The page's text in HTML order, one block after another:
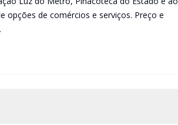
opções de comércios e serviços. Preço e